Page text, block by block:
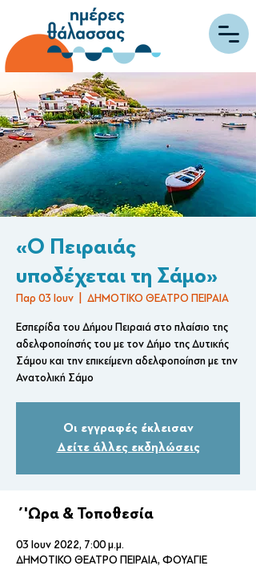
«Ο Πειραιάς
υποδέχεται τη Σάμο»
Παρ 03 Ιουν ΔΗΜΟΤΙΚΟ ΘΕΑΤΡΟ ΠΕΙΡΑΙΑ
Εσπερίδα του Δήμου Πειραιά στo πλαίσιο της
αδελφοποίησής του με τον Δήμο της Δυτικής
Σάμου και την επικείμενη αδελφοποίηση με την
Ανατολική Σάμο
Οι εγγραφές έκλεισαν
Δείτε άλλες εκδηλώσεις
΄'Ωρα & Τοποθεσία
03 Ιουν 2022, 7:00 μ.μ.
ΔΗΜΟΤΙΚΟ ΘΕΑΤΡΟ ΠΕΙΡΑΙΑ, ΦΟΥΑΓΙΕ